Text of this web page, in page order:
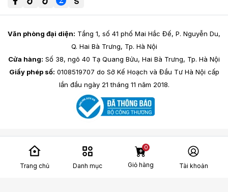
Văn phòng đại diện: Tầng 1, số 41 phố Mai Hắc Đế, P. Nguyễn Du,
Q. Hai Bà Trưng, Tp. Hà Nội
Cửa hàng: Số 38, ngõ 40 Tạ Quang Bửu, Hai Bà Trưng, Tp. Hà Nội
Giấy phép số: 0108519707 do Sở Kế Hoạch và Đầu Tư Hà Nội cấp
lần đầu ngày 21 tháng 11 năm 2018.
Trang chủ Danh mục Giỏ hàng
0
Tài khoản